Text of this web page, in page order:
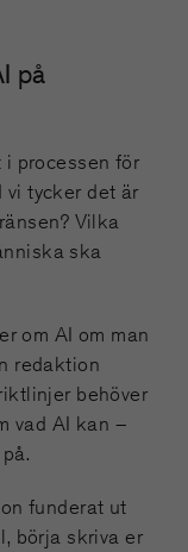
på
i processen för
vi tycker det är
Vilka
ska
om AI om man
redaktion
behöver
vad AI kan –
funderat ut
börja skriva er